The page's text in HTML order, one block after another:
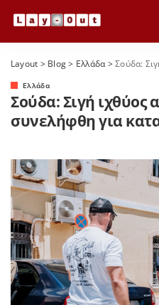
Layout > Blog> Ελλάδα>Σούδα: Σιγή
Ελλάδα
Σούδα: Σιγή ιχθύος
συνελήφθη για